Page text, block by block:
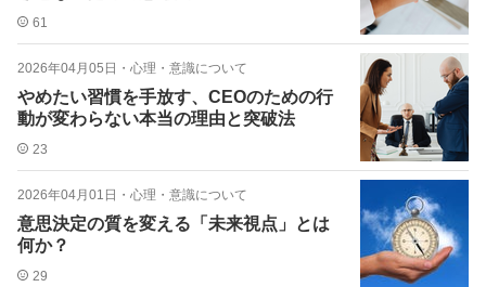
61
2026年04月05日 ・ 心理・意識について
やめたい習慣を手放す、CEOのための行
動が変わらない本当の理由と突破法
23
2026年04月01日 ・ 心理・意識について
意思決定の質を変える「未来視点」とは
何か？
29